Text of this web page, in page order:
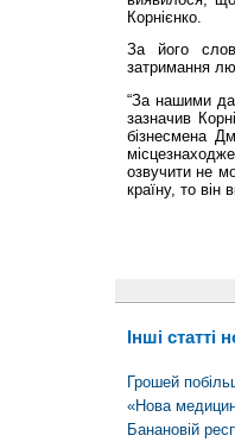
Корнієнко.
За його
затримання
“За нашими
зазначив
бізнесмена
озвучити не
країну, то він
Інші статті
Грошей
«Нова
Банановій